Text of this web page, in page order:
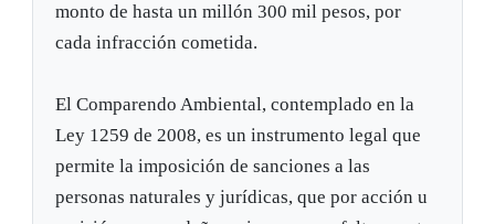
monto de hasta un millón 300 mil pesos, por
cada infracción cometida.
El Comparendo Ambiental, contemplado en la
Ley 1259 de 2008, es un instrumento legal que
permite la imposición de sanciones a las
personas naturales y jurídicas, que por acción u